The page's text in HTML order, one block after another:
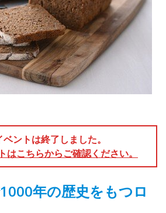
ントは終了しました。
はこちらからご確認ください。
年の歴史をもつロ